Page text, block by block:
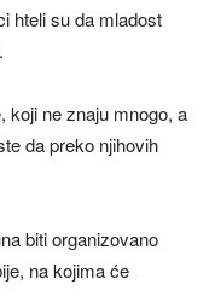
hteli su da mladost
koji ne znaju mnogo, a
da preko njihovih
biti organizovano
na kojima će